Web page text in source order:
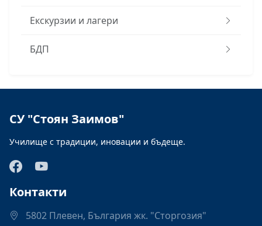
Екскурзии и лагери
БДП
СУ "Стоян Заимов"
Училище с традиции, иновации и бъдеще.
Контакти
5802 Плевен, България жк. "Сторгозия"